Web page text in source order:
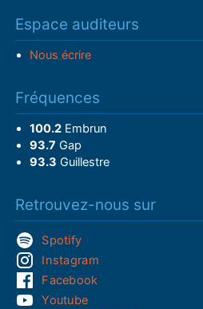
Espace auditeurs
Nous écrire
Fréquences
100.2Embrun
93.7 Gap
93.3 Guillestre
Retrouvez-nous sur
Spotify
Instagram
Facebook
Youtube